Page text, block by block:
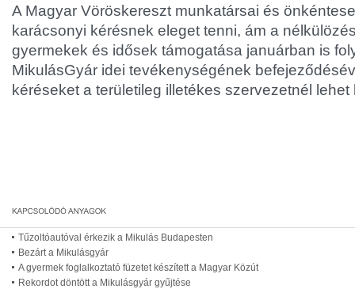
A Magyar Vöröskereszt munkatársai és
karácsonyi kérésnek eleget tenni, ám a
gyermekek és idősek támogatása januárban is
MikulásGyár idei tevékenységének
kéréseket a területileg illetékes szervezetnél lehet
Tűzoltóautóval érkezik a Mikulás Budapesten
Bezárt a Mikulásgyár
A gyermek foglalkoztató füzetet készített a Magyar Közút
Rekordot döntött a Mikulásgyár gyűjtése